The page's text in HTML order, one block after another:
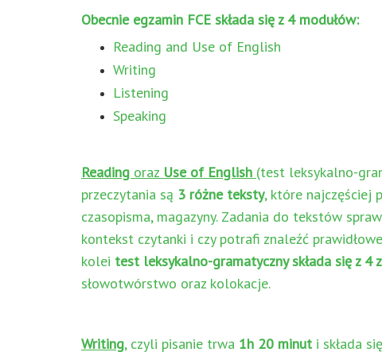
Obecnie egzamin FCE składa się z 4 modułów:
Reading and Use of English
Writing
Listening
Speaking
Reading oraz Use of English (test leksykalno-
przeczytania są 3 różne teksty, które najczęściej
czasopisma, magazyny. Zadania do tekstów
kontekst czytanki i czy potrafi znaleźć
kolei test leksykalno-gramatyczny składa się z 4
słowotwórstwo oraz kolokacje.
Writing, czyli pisanie trwa 1h 20 minut i składa